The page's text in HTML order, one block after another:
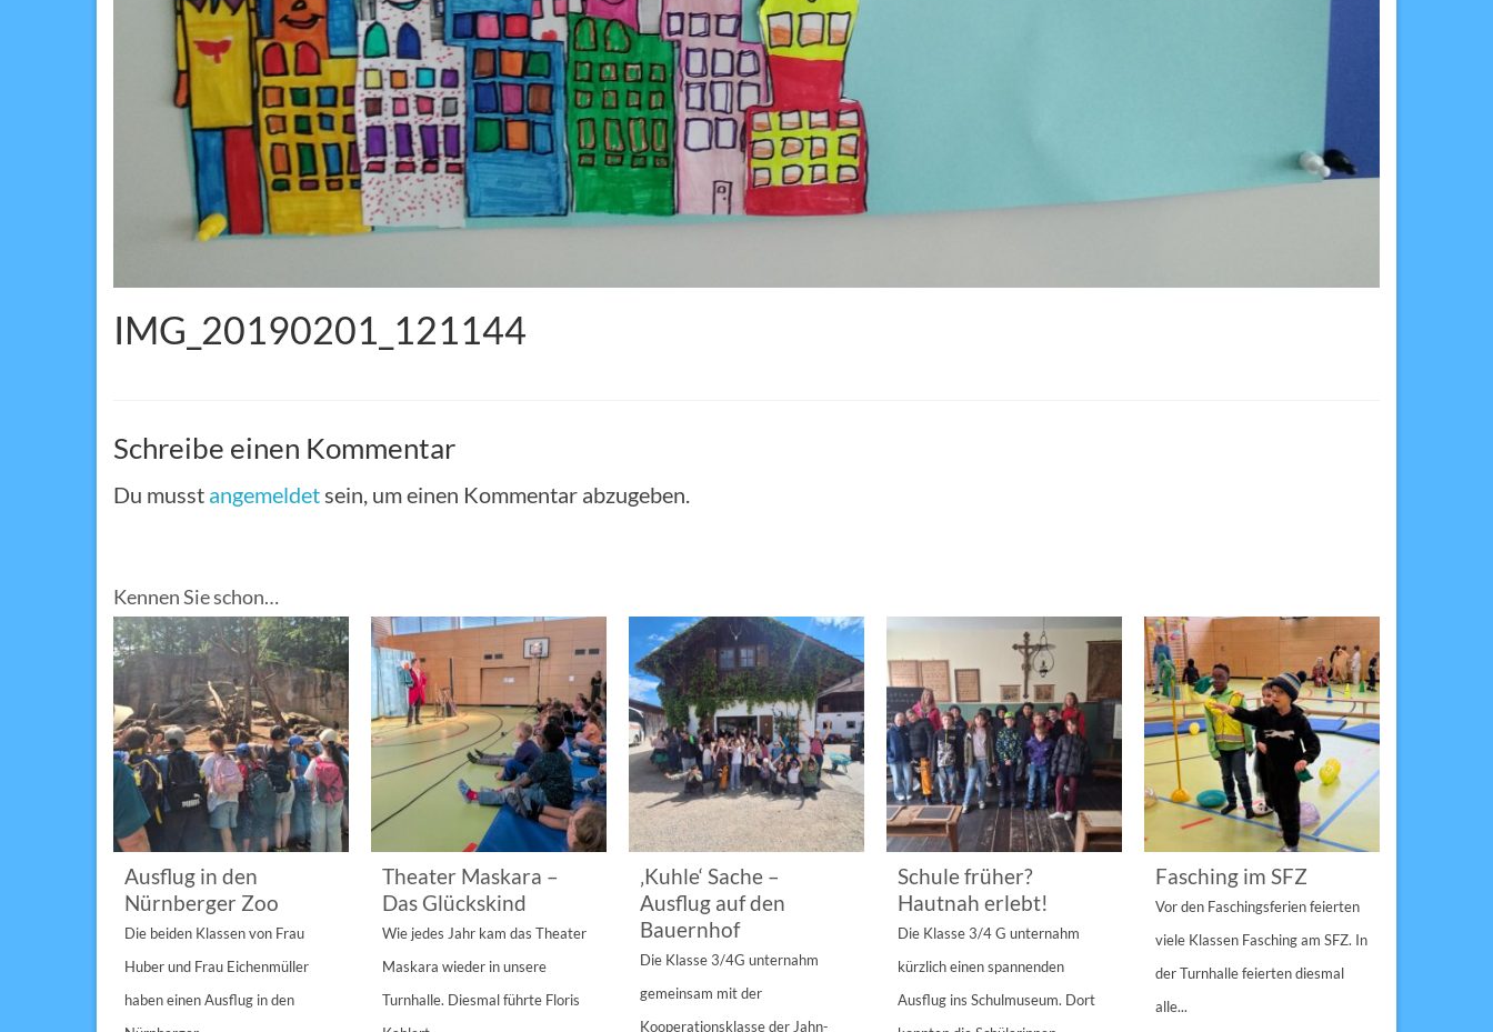
IMG_20190201_121144
Schreibe einen Kommentar
Du musst angemeldetsein, um einen Kommentar abzugeben.
Kennen Sie schon…
Ausflug in den
Nürnberger Zoo
Die beiden Klassen von Frau
Huber und Frau Eichenmüller
haben einen Ausflug in den
Theater Maskara –
Das Glückskind
Wie jedes Jahr kam das Theater
Maskara wieder in unsere
Turnhalle. Diesmal führte Floris
‚Kuhle‘ Sache –
Ausflug auf den
Bauernhof
Die Klasse 3/4G unternahm
gemeinsam mit der
Kooperationsklasse der Jahn-
Schule früher?
Hautnah erlebt!
Die Klasse 3/4 G unternahm
kürzlich einen spannenden
Ausflug ins Schulmuseum. Dort
Fasching im SFZ
Vor den Faschingsferien feierten
viele Klassen Fasching am SFZ. In
der Turnhalle feierten diesmal
alle...